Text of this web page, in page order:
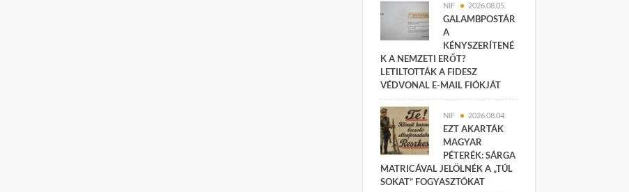
NIF 2026.08.05.
GALAMBPOSTÁR
A
KÉNYSZERÍTENÉ
K A NEMZETI ERŐT?
LETILTOTTÁK A FIDESZ
VÉDVONAL E-MAIL FIÓKJÁT
NIF 2026.08.04.
EZT AKARTÁK
MAGYAR
PÉTERÉK: SÁRGA
MATRICÁVAL JELÖLNÉK A „TÚL
SOKAT” FOGYASZTÓKAT